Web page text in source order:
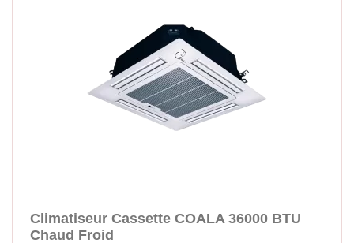
Climatiseur Cassette COALA 36000 BTU
Chaud Froid